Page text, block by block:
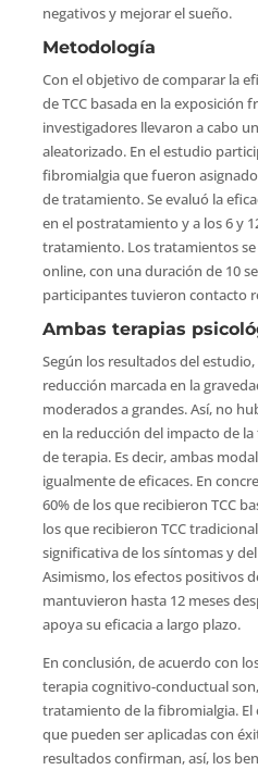
negativos y mejorar el sueño.
Metodología
Con el objetivo de comparar la
de TCC basada en la exposición
investigadores llevaron a cabo
aleatorizado. En el estudio
fibromialgia que fueron
de tratamiento. Se evaluó la
en el postratamiento y a los 6 y
tratamiento. Los tratamientos
online, con una duración de 10
participantes tuvieron contacto
Ambas terapias
Según los resultados del
reducción marcada en la
moderados a grandes. Así, no
en la reducción del impacto de
de terapia. Es decir, ambas
igualmente de eficaces. En
60% de los que recibieron TCC
los que recibieron TCC
significativa de los síntomas y
Asimismo, los efectos positivos
mantuvieron hasta 12 meses
apoya su eficacia a largo plazo.
En conclusión, de acuerdo con
terapia cognitivo-conductual
tratamiento de la fibromialgia.
que pueden ser aplicadas con
resultados confirman, así, los